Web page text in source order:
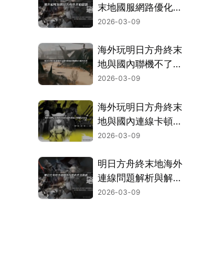
末地國服網路優化全
攻略！
2026-03-09
海外玩明日方舟終末
地與國內聯機不了難
題全解析！
2026-03-09
海外玩明日方舟終末
地與國內連線卡頓：
網路延遲解決全攻
2026-03-09
明日方舟終末地海外
連線問題解析與解決
方案！
2026-03-09